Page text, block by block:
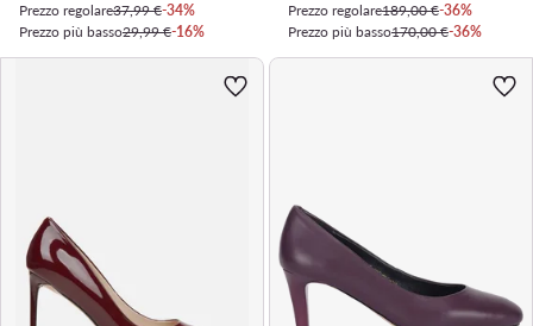
Prezzo regolare37,99 €-34%
Prezzo più basso29,99 €-16%
Prezzo regolare189,00 €-36%
Prezzo più basso170,00 €-36%